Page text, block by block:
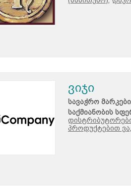
ვიჯი
სავაჭრო
საქმიანობის
პროდუქტებით